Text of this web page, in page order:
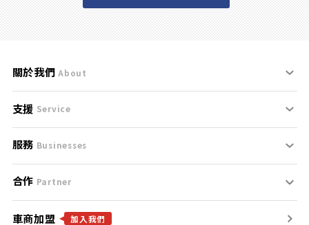
關於我們 About
刊登規範
服務條款
免責聲明
隱私權政策
支援 Service
支援中心
聯絡我們
服務 Businesses
什麼是Goo鑑定？
找好車
合作 Partner
合作夥伴
車商加盟 加入我們